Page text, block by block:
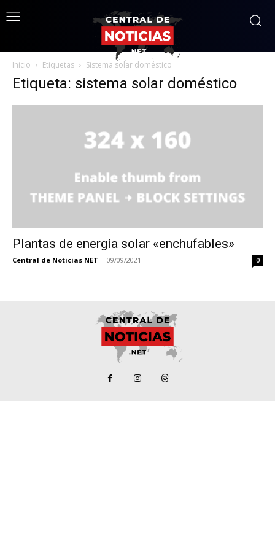
Inicio Etiquetas Sistema solar doméstico
Etiqueta: sistema solar doméstico
Plantas de energía solar «enchufables»
Central de Noticias NET - 09/09/2021 0